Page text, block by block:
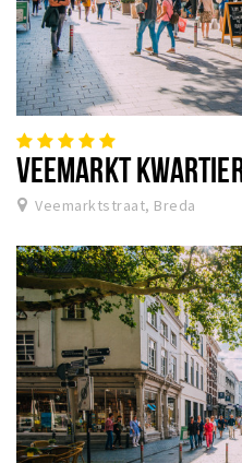
VEEMARKT
Veemarktstraat, Breda